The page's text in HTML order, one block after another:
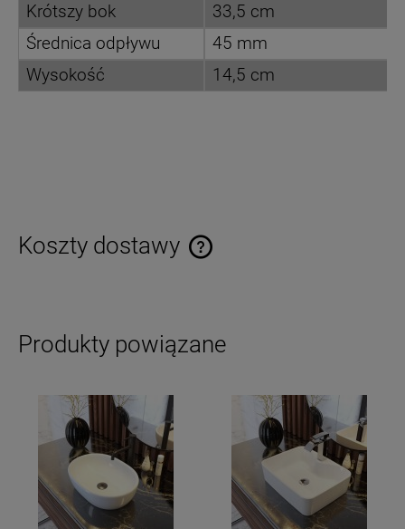
Krótszy bok
33,5 cm
Średnica odpływu
45 mm
Wysokość
14,5 cm
Koszty dostawy
Cena nie zawiera ewentualnych kosztów płatności
Produkty powiązane